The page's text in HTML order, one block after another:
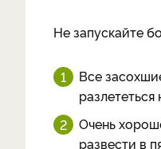
Не запускайте
Все
Очень
развести в